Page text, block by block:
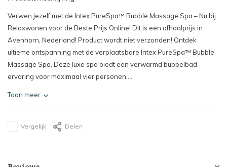
Verwen jezelf met de Intex PureSpa™ Bubble Massage Spa – Nu bij
Relaxwonen voor de Beste Prijs Online! Dit is een afhaalprijs in
Avenhorn, Nederland! Product wordt niet verzonden! Ontdek
ultieme ontspanning met de verplaatsbare Intex PureSpa™ Bubble
Massage Spa. Deze luxe spa biedt een verwarmd bubbelbad-
ervaring voor maximaal vier personen,...
Toon meer
Vergelijk Delen